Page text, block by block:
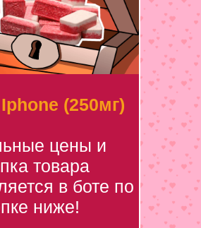
(250мг)
цены и
товара
в боте по
ниже!